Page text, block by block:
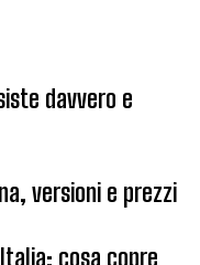
davvero e
versioni e prezzi
cosa copre